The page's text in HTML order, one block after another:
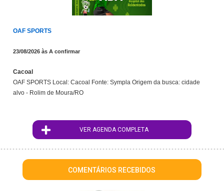
OAF SPORTS
23/08/2026 às A confirmar
Cacoal
OAF SPORTS Local: Cacoal Fonte: Sympla Origem da busca: cidade
alvo - Rolim de Moura/RO
VER AGENDA COMPLETA
COMENTÁRIOS RECEBIDOS